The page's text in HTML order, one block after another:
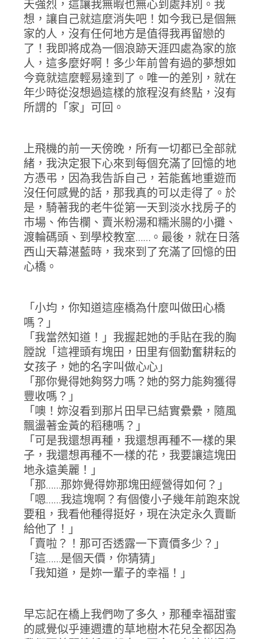
天強烈，這讓我無暇也無心到處拜別。我
想，讓自己就這麼消失吧！如今我已是個無
家的人，沒有任何地方是值得我再留戀的
了！我即將成為一個浪跡天涯四處為家的旅
人，這多麼好啊！多少年前曾有過的夢想如
今竟就這麼輕易達到了。唯一的差別，就在
年少時從沒想過這樣的旅程沒有終點，沒有
所謂的「家」可回。
上飛機的前一天傍晚，所有一切都已全部就
緒，我決定狠下心來到每個充滿了回憶的地
方憑弔，因為我告訴自己，若能舊地重遊而
沒任何感覺的話，那我真的可以走得了。於
是，騎著我的老牛從第一天到淡水找房子的
市場、佈告欄、賣米粉湯和糯米腸的小攤、
渡輪碼頭、到學校教室……。最後，就在日落
西山天幕湛藍時，我來到了充滿了回憶的田
心橋。
「小均，你知道這座橋為什麼叫做田心橋
嗎？」
「我當然知道！」我握起她的手貼在我的胸
膛說「這裡頭有塊田，田里有個勤奮耕耘的
女孩子，她的名字叫做心心」
「那你覺得她夠努力嗎？她的努力能夠獲得
豐收嗎？」
「噢！妳沒看到那片田早已結實纍纍，隨風
飄盪著金黃的稻穗嗎？」
「可是我還想再種，我還想再種不一樣的果
子，我還想再種不一樣的花，我要讓這塊田
地永遠美麗！」
「那……那妳覺得妳那塊田經營得如何？」
「嗯……我這塊啊？有個傻小子幾年前跑來說
要租，我看他種得挺好，現在決定永久賣斷
給他了！」
「賣啦？！那可否透露一下賣價多少？」
「這……是個天價，你猜猜」
「我知道，是妳一輩子的幸福！」
早忘記在橋上我們吻了多久，那種幸福甜蜜
的感覺似乎連週遭的草地樹木花兒全都因為